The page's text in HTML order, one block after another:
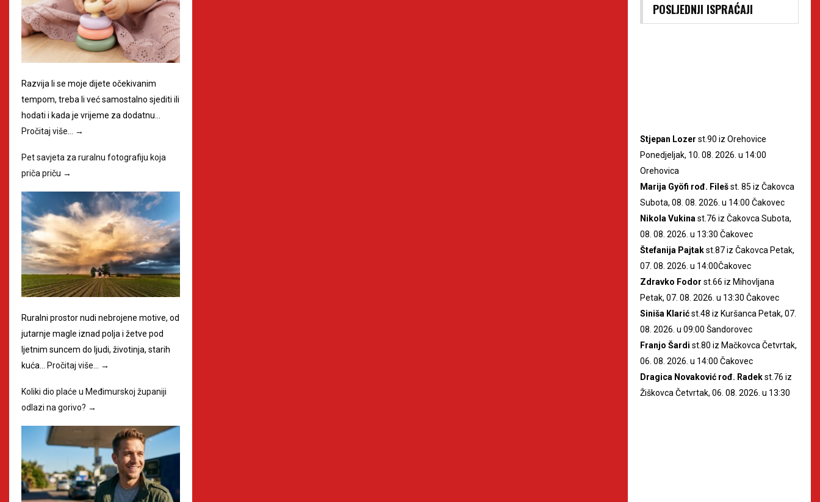
Razvija li se moje dijete očekivanim
tempom, treba li već samostalno sjediti ili
hodati i kada je vrijeme za dodatnu…
Pročitaj više… →
Pet savjeta za ruralnu fotografiju koja
priča priču →
Ruralni prostor nudi nebrojene motive, od
jutarnje magle iznad polja i žetve pod
ljetnim suncem do ljudi, životinja, starih
kuća…
Pročitaj više… →
Koliki dio plaće u Međimurskoj županiji
odlazi na gorivo? →
POSLJEDNJI ISPRAĆAJI
Stjepan Lozer st.90 iz Orehovice
Ponedjeljak, 10. 08. 2026. u 14:00
Orehovica
Marija Gyöfi rođ. Filešst. 85 iz Čakovca
Subota, 08. 08. 2026. u 14:00 Čakovec
Nikola Vukina st.76 iz Čakovca Subota,
08. 08. 2026. u 13:30 Čakovec
Štefanija Pajtakst.87 iz Čakovca Petak,
07. 08. 2026. u 14:00Čakovec
Zdravko Fodor st.66 iz Mihovljana
Petak, 07. 08. 2026. u 13:30 Čakovec
Siniša Klarićst.48 iz Kuršanca Petak, 07.
08. 2026. u 09:00 Šandorovec
Franjo Šardi st.80 iz Mačkovca Četvrtak,
06. 08. 2026. u 14:00 Čakovec
Dragica Novaković rođ. Radekst.76 iz
Žiškovca Četvrtak, 06. 08. 2026. u 13:30